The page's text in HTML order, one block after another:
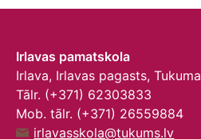
Irlavas pamatskola
Irlava, Irlavas pagasts,
Tālr. (+371) 62303833
Mob. tālr. (+371) 26559884
irlavasskola@tukums.lv